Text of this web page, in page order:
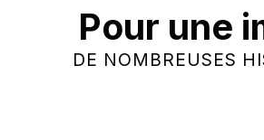
Pour une
DE NOMBREUSES